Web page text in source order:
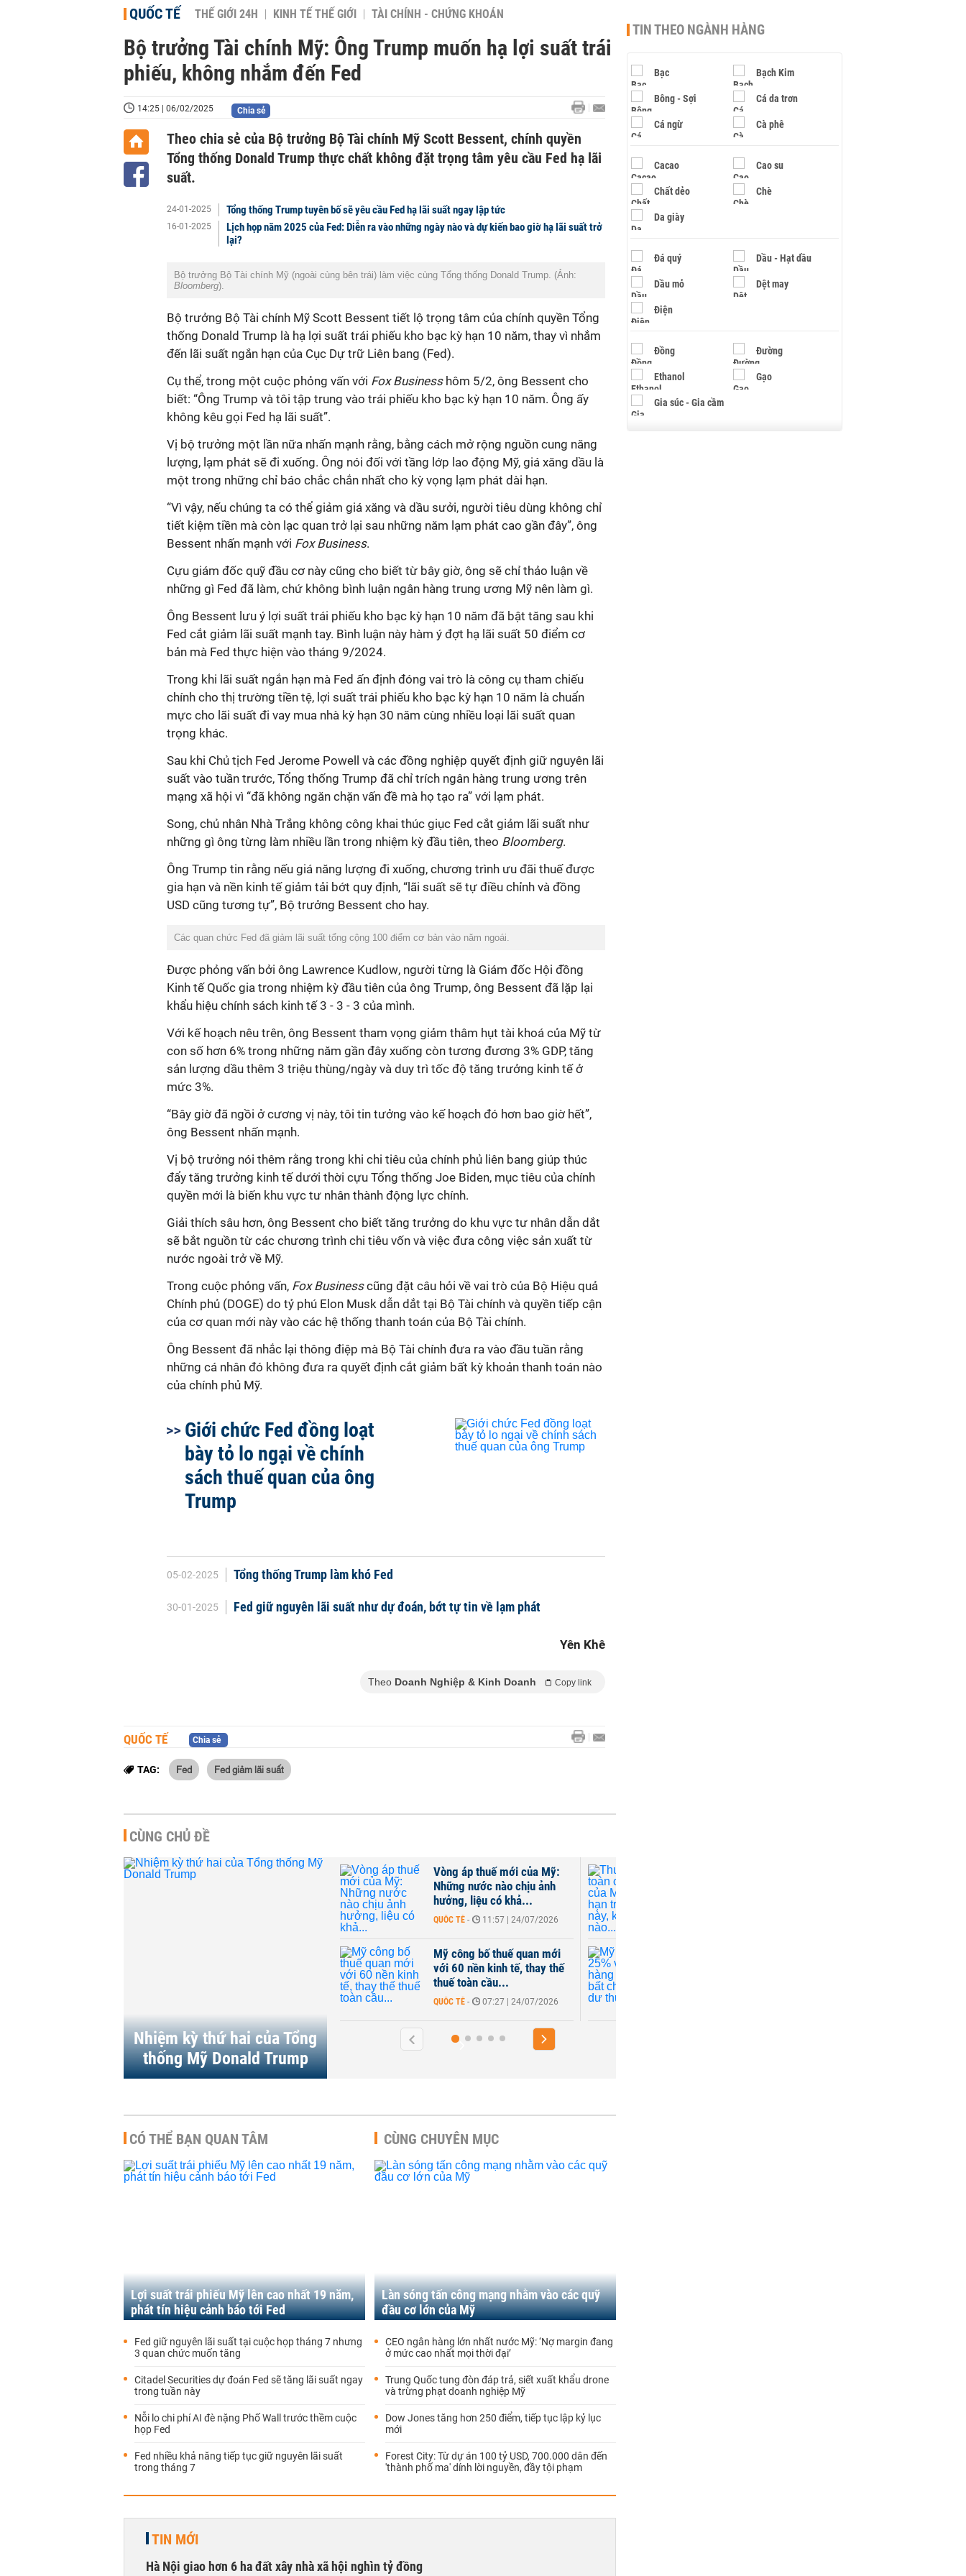
QUỐC TẾ THẾ GIỚI 24H KINH TẾ THẾ GIỚI TÀI CHÍNH - CHỨNG KHOÁN
Bộ trưởng Tài chính Mỹ: Ông Trump muốn hạ lợi suất trái
phiếu, không nhắm đến Fed
14:25 | 06/02/2025 Chia sẻ
Theo chia sẻ của Bộ trưởng Bộ Tài chính Mỹ Scott Bessent, chính quyền
Tổng thống Donald Trump thực chất không đặt trọng tâm yêu cầu Fed hạ lãi
suất.
24-01-2025 Tổng thống Trump tuyên bố sẽ yêu cầu Fed hạ lãi suất ngay lập tức
16-01-2025
Lịch họp năm 2025 của Fed: Diễn ra vào những ngày nào và dự kiến bao giờ hạ lãi suất trở
lại?
Bộ trưởng Bộ Tài chính Mỹ (ngoài cùng bên trái) làm việc cùng Tổng thống Donald Trump. (Ảnh:
Bloomberg).
Bộ trưởng Bộ Tài chính Mỹ Scott Bessent tiết lộ trọng tâm của chính quyền Tổng
thống Donald Trump là hạ lợi suất trái phiếu kho bạc kỳ hạn 10 năm, thay vì nhắm
đến lãi suất ngắn hạn của Cục Dự trữ Liên bang (Fed).
Cụ thể, trong một cuộc phỏng vấn với Fox Businesshôm 5/2, ông Bessent cho
biết: “Ông Trump và tôi tập trung vào trái phiếu kho bạc kỳ hạn 10 năm. Ông ấy
không kêu gọi Fed hạ lãi suất”.
Vị bộ trưởng một lần nữa nhấn mạnh rằng, bằng cách mở rộng nguồn cung năng
lượng, lạm phát sẽ đi xuống. Ông nói đối với tầng lớp lao động Mỹ, giá xăng dầu là
một trong những chỉ báo chắc chắn nhất cho kỳ vọng lạm phát dài hạn.
“Vì vậy, nếu chúng ta có thể giảm giá xăng và dầu sưởi, người tiêu dùng không chỉ
tiết kiệm tiền mà còn lạc quan trở lại sau những năm lạm phát cao gần đây”, ông
Bessent nhấn mạnh với Fox Business.
Cựu giám đốc quỹ đầu cơ này cũng cho biết từ bây giờ, ông sẽ chỉ thảo luận về
những gì Fed đã làm, chứ không bình luận ngân hàng trung ương Mỹ nên làm gì.
Ông Bessent lưu ý lợi suất trái phiếu kho bạc kỳ hạn 10 năm đã bật tăng sau khi
Fed cắt giảm lãi suất mạnh tay. Bình luận này hàm ý đợt hạ lãi suất 50 điểm cơ
bản mà Fed thực hiện vào tháng 9/2024.
Trong khi lãi suất ngắn hạn mà Fed ấn định đóng vai trò là công cụ tham chiếu
chính cho thị trường tiền tệ, lợi suất trái phiếu kho bạc kỳ hạn 10 năm là chuẩn
mực cho lãi suất đi vay mua nhà kỳ hạn 30 năm cùng nhiều loại lãi suất quan
trọng khác.
Sau khi Chủ tịch Fed Jerome Powell và các đồng nghiệp quyết định giữ nguyên lãi
suất vào tuần trước, Tổng thống Trump đã chỉ trích ngân hàng trung ương trên
mạng xã hội vì “đã không ngăn chặn vấn đề mà họ tạo ra” với lạm phát.
Song, chủ nhân Nhà Trắng không công khai thúc giục Fed cắt giảm lãi suất như
những gì ông từng làm nhiều lần trong nhiệm kỳ đầu tiên, theo Bloomberg.
Ông Trump tin rằng nếu giá năng lượng đi xuống, chương trình ưu đãi thuế được
gia hạn và nền kinh tế giảm tải bớt quy định, “lãi suất sẽ tự điều chỉnh và đồng
USD cũng tương tự”, Bộ trưởng Bessent cho hay.
Các quan chức Fed đã giảm lãi suất tổng cộng 100 điểm cơ bản vào năm ngoái.
Được phỏng vấn bởi ông Lawrence Kudlow, người từng là Giám đốc Hội đồng
Kinh tế Quốc gia trong nhiệm kỳ đầu tiên của ông Trump, ông Bessent đã lặp lại
khẩu hiệu chính sách kinh tế 3 - 3 - 3 của mình.
Với kế hoạch nêu trên, ông Bessent tham vọng giảm thâm hụt tài khoá của Mỹ từ
con số hơn 6% trong những năm gần đây xuống còn tương đương 3% GDP, tăng
sản lượng dầu thêm 3 triệu thùng/ngày và duy trì tốc độ tăng trưởng kinh tế ở
mức 3%.
“Bây giờ đã ngồi ở cương vị này, tôi tin tưởng vào kế hoạch đó hơn bao giờ hết”,
ông Bessent nhấn mạnh.
Vị bộ trưởng nói thêm rằng trong khi chi tiêu của chính phủ liên bang giúp thúc
đẩy tăng trưởng kinh tế dưới thời cựu Tổng thống Joe Biden, mục tiêu của chính
quyền mới là biến khu vực tư nhân thành động lực chính.
Giải thích sâu hơn, ông Bessent cho biết tăng trưởng do khu vực tư nhân dẫn dắt
sẽ bắt nguồn từ các chương trình chi tiêu vốn và việc đưa công việc sản xuất từ
nước ngoài trở về Mỹ.
Trong cuộc phỏng vấn, Fox Businesscũng đặt câu hỏi về vai trò của Bộ Hiệu quả
Chính phủ (DOGE) do tỷ phú Elon Musk dẫn dắt tại Bộ Tài chính và quyền tiếp cận
của cơ quan mới này vào các hệ thống thanh toán của Bộ Tài chính.
Ông Bessent đã nhắc lại thông điệp mà Bộ Tài chính đưa ra vào đầu tuần rằng
những cá nhân đó không đưa ra quyết định cắt giảm bất kỳ khoản thanh toán nào
của chính phủ Mỹ.
Giới chức Fed đồng loạt
bày tỏ lo ngại về chính
sách thuế quan của ông
Trump
05-02-2025 Tổng thống Trump làm khó Fed
30-01-2025 Fed giữ nguyên lãi suất như dự đoán, bớt tự tin về lạm phát
Yên Khê
Theo Doanh Nghiệp & Kinh Doanh Copy link
QUỐC TẾ Chia sẻ
TAG: Fed Fed giảm lãi suất
CÙNG CHỦ ĐỀ
Nhiệm kỳ thứ hai của Tổng
thống Mỹ Donald Trump
Vòng áp thuế mới của Mỹ:
Những nước nào chịu ảnh
hưởng, liệu có khả...
11:57 | 24/07/2026
Mỹ công bố thuế quan mới
với 60 nền kinh tế, thay thế
07:27 | 24/07/2026
Thuế quan toàn cầu 10% của
Mỹ sẽ hết hạn trong tuần
này, kịch bản nào...
QUỐC TẾ - 15:00 | 21/07/2026
Mỹ áp thuế 25% với hầu hết
hàng hóa Brazil bất chấp
thặng dư thương...
QUỐC TẾ - 15:27 | 16/07/2026
CÓ THỂ BẠN QUAN TÂM
Lợi suất trái phiếu Mỹ lên cao nhất 19 năm,
phát tín hiệu cảnh báo tới Fed
Fed giữ nguyên lãi suất tại cuộc họp tháng 7 nhưng
3 quan chức muốn tăng
Citadel Securities dự đoán Fed sẽ tăng lãi suất ngay
trong tuần này
Nỗi lo chi phí AI đè nặng Phố Wall trước thềm cuộc
họp Fed
Fed nhiều khả năng tiếp tục giữ nguyên lãi suất
trong tháng 7
CÙNG CHUYÊN MỤC
Làn sóng tấn công mạng nhằm vào các quỹ
đầu cơ lớn của Mỹ
CEO ngân hàng lớn nhất nước Mỹ: ‘Nợ margin đang
ở mức cao nhất mọi thời đại’
Trung Quốc tung đòn đáp trả, siết xuất khẩu drone
và trừng phạt doanh nghiệp Mỹ
Dow Jones tăng hơn 250 điểm, tiếp tục lập kỷ lục
mới
Forest City: Từ dự án 100 tỷ USD, 700.000 dân đến
'thành phố ma' dính lời nguyền, đầy tội phạm
TIN MỚI
Hà Nội giao hơn 6 ha đất xây nhà xã hội nghìn tỷ đồng
TIN THEO NGÀNH HÀNG
Bạc Bạch Kim
Bông - Sợi Cá da trơn
Cá ngừ Cà phê
Cacao Cao su
Chất dẻo Chè
Da giày
Đá quý Dầu - Hạt dầu
Dầu mỏ Dệt may
Điện
Đồng Đường
Ethanol Gạo
Gia súc - Gia cầm